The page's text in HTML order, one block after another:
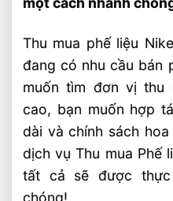
Thu mua phế liệu
đang có nhu cầu bán
muốn tìm đơn vị thu
cao, bạn muốn hợp
dài và chính sách
dịch vụ Thu mua Phế
tất cả sẽ được thực
chóng!